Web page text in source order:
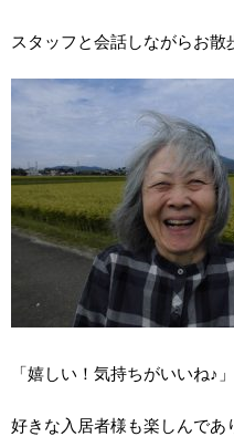
スタッフと会話しながらお散
「嬉しい！気持ちがいいね♪
好きな入居者様も楽しんであ